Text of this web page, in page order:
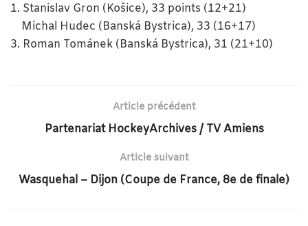
1. Stanislav Gron (Košice), 33 points (12+21)
Michal Hudec (Banská Bystrica), 33 (16+17)
3. Roman Tománek (Banská Bystrica), 31 (21+10)
Article précédent
Partenariat HockeyArchives / TV Amiens
Article suivant
Wasquehal – Dijon (Coupe de France, 8e de finale)